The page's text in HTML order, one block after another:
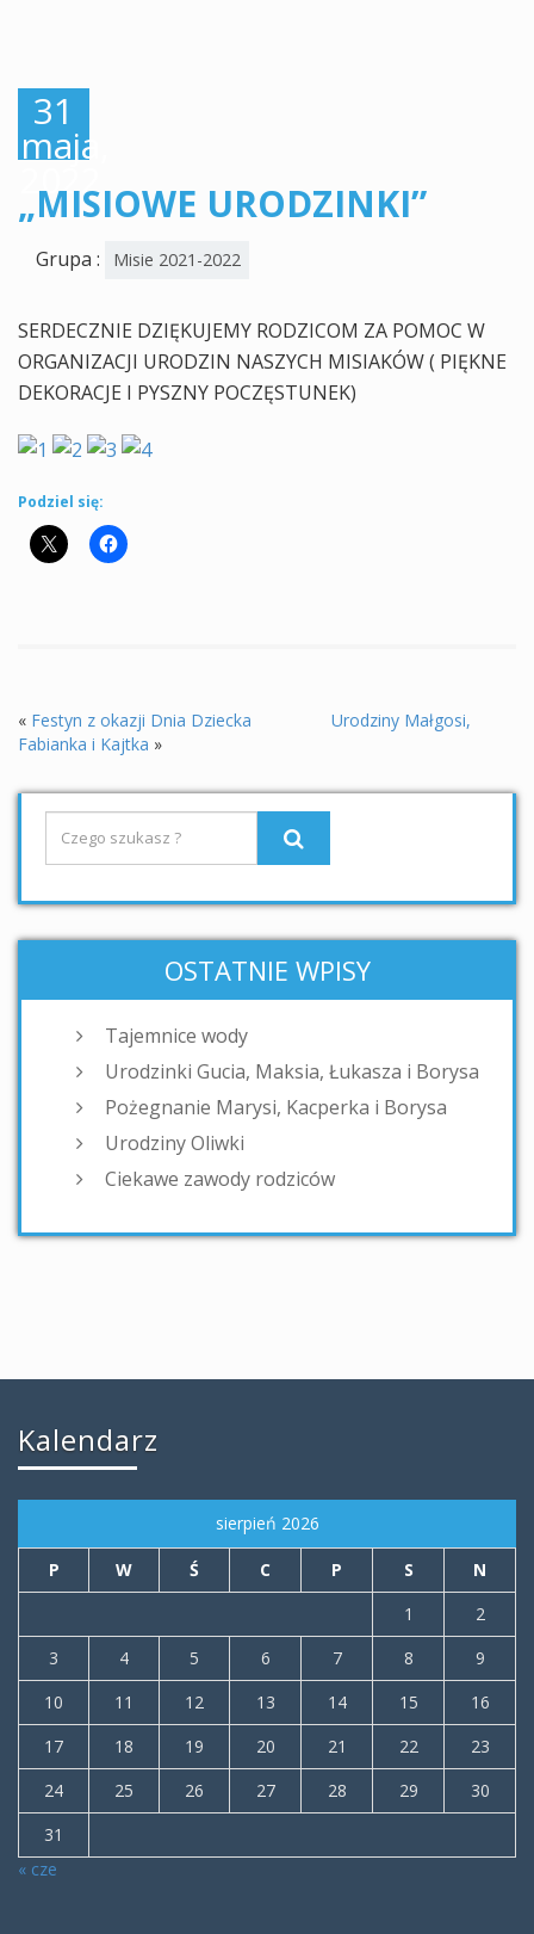
31
maja,
2022
„MISIOWE URODZINKI”
Grupa : Misie 2021-2022
SERDECZNIE DZIĘKUJEMY RODZICOM ZA POMOC W
ORGANIZACJI URODZIN NASZYCH MISIAKÓW ( PIĘKNE
DEKORACJE I PYSZNY POCZĘSTUNEK)
Podziel się:
« Festyn z okazji Dnia Dziecka
Urodziny Małgosi,
Fabianka i Kajtka »
OSTATNIE WPISY
Tajemnice wody
Urodzinki Gucia, Maksia, Łukasza i Borysa
Pożegnanie Marysi, Kacperka i Borysa
Urodziny Oliwki
Ciekawe zawody rodziców
Kalendarz
sierpień 2026
P W Ś C P S
N
1
2
3
4 5 6 7 8
9
10
11 12 13 14 15
16
17
18 19 20 21 22
23
24
25 26 27 28 29
30
31
« cze